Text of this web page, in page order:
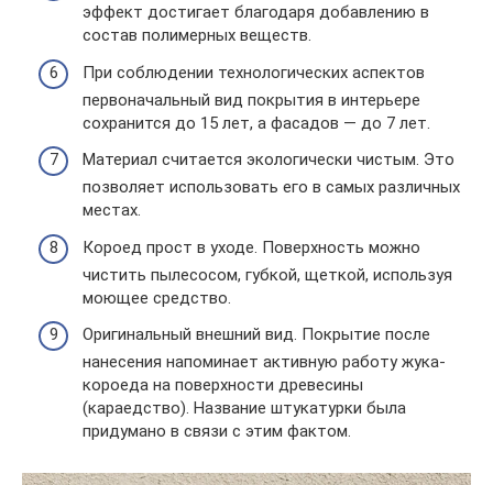
эффект достигает благодаря добавлению в
состав полимерных веществ.
При соблюдении технологических аспектов
первоначальный вид покрытия в интерьере
сохранится до 15 лет, а фасадов — до 7 лет.
Материал считается экологически чистым. Это
позволяет использовать его в самых различных
местах.
Короед прост в уходе. Поверхность можно
чистить пылесосом, губкой, щеткой, используя
моющее средство.
Оригинальный внешний вид. Покрытие после
нанесения напоминает активную работу жука-
короеда на поверхности древесины
(караедство). Название штукатурки была
придумано в связи с этим фактом.